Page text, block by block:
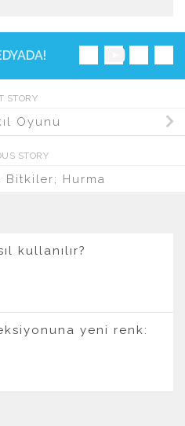
STORY
Oyunu
STORY
Bitkiler; Hurma
kullanılır?
yeni renk: